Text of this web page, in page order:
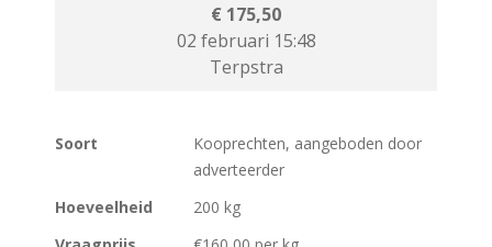
Soort
Kooprechten, aangeboden door
adverteerder
Hoeveelheid
200 kg
€ 175,50
02 februari 15:48
Terpstra